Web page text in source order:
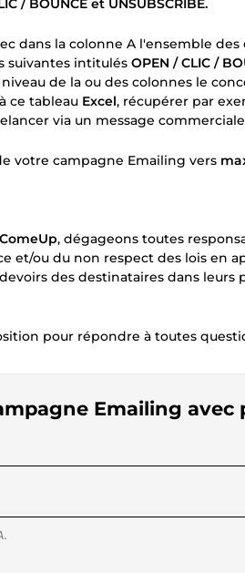
/ BOUNCE et UNSUBSCRIBE.
dans la colonne A l'ensemble
suivantes intitulés OPEN / CLIC /
de la ou des colonnes le
ce tableau Excel, récupérer par
via un message
votre campagne Emailing vers
ComeUp, dégageons toutes
et/ou du non respect des lois en
des destinataires dans leurs
pour répondre à toutes
Emailing avec